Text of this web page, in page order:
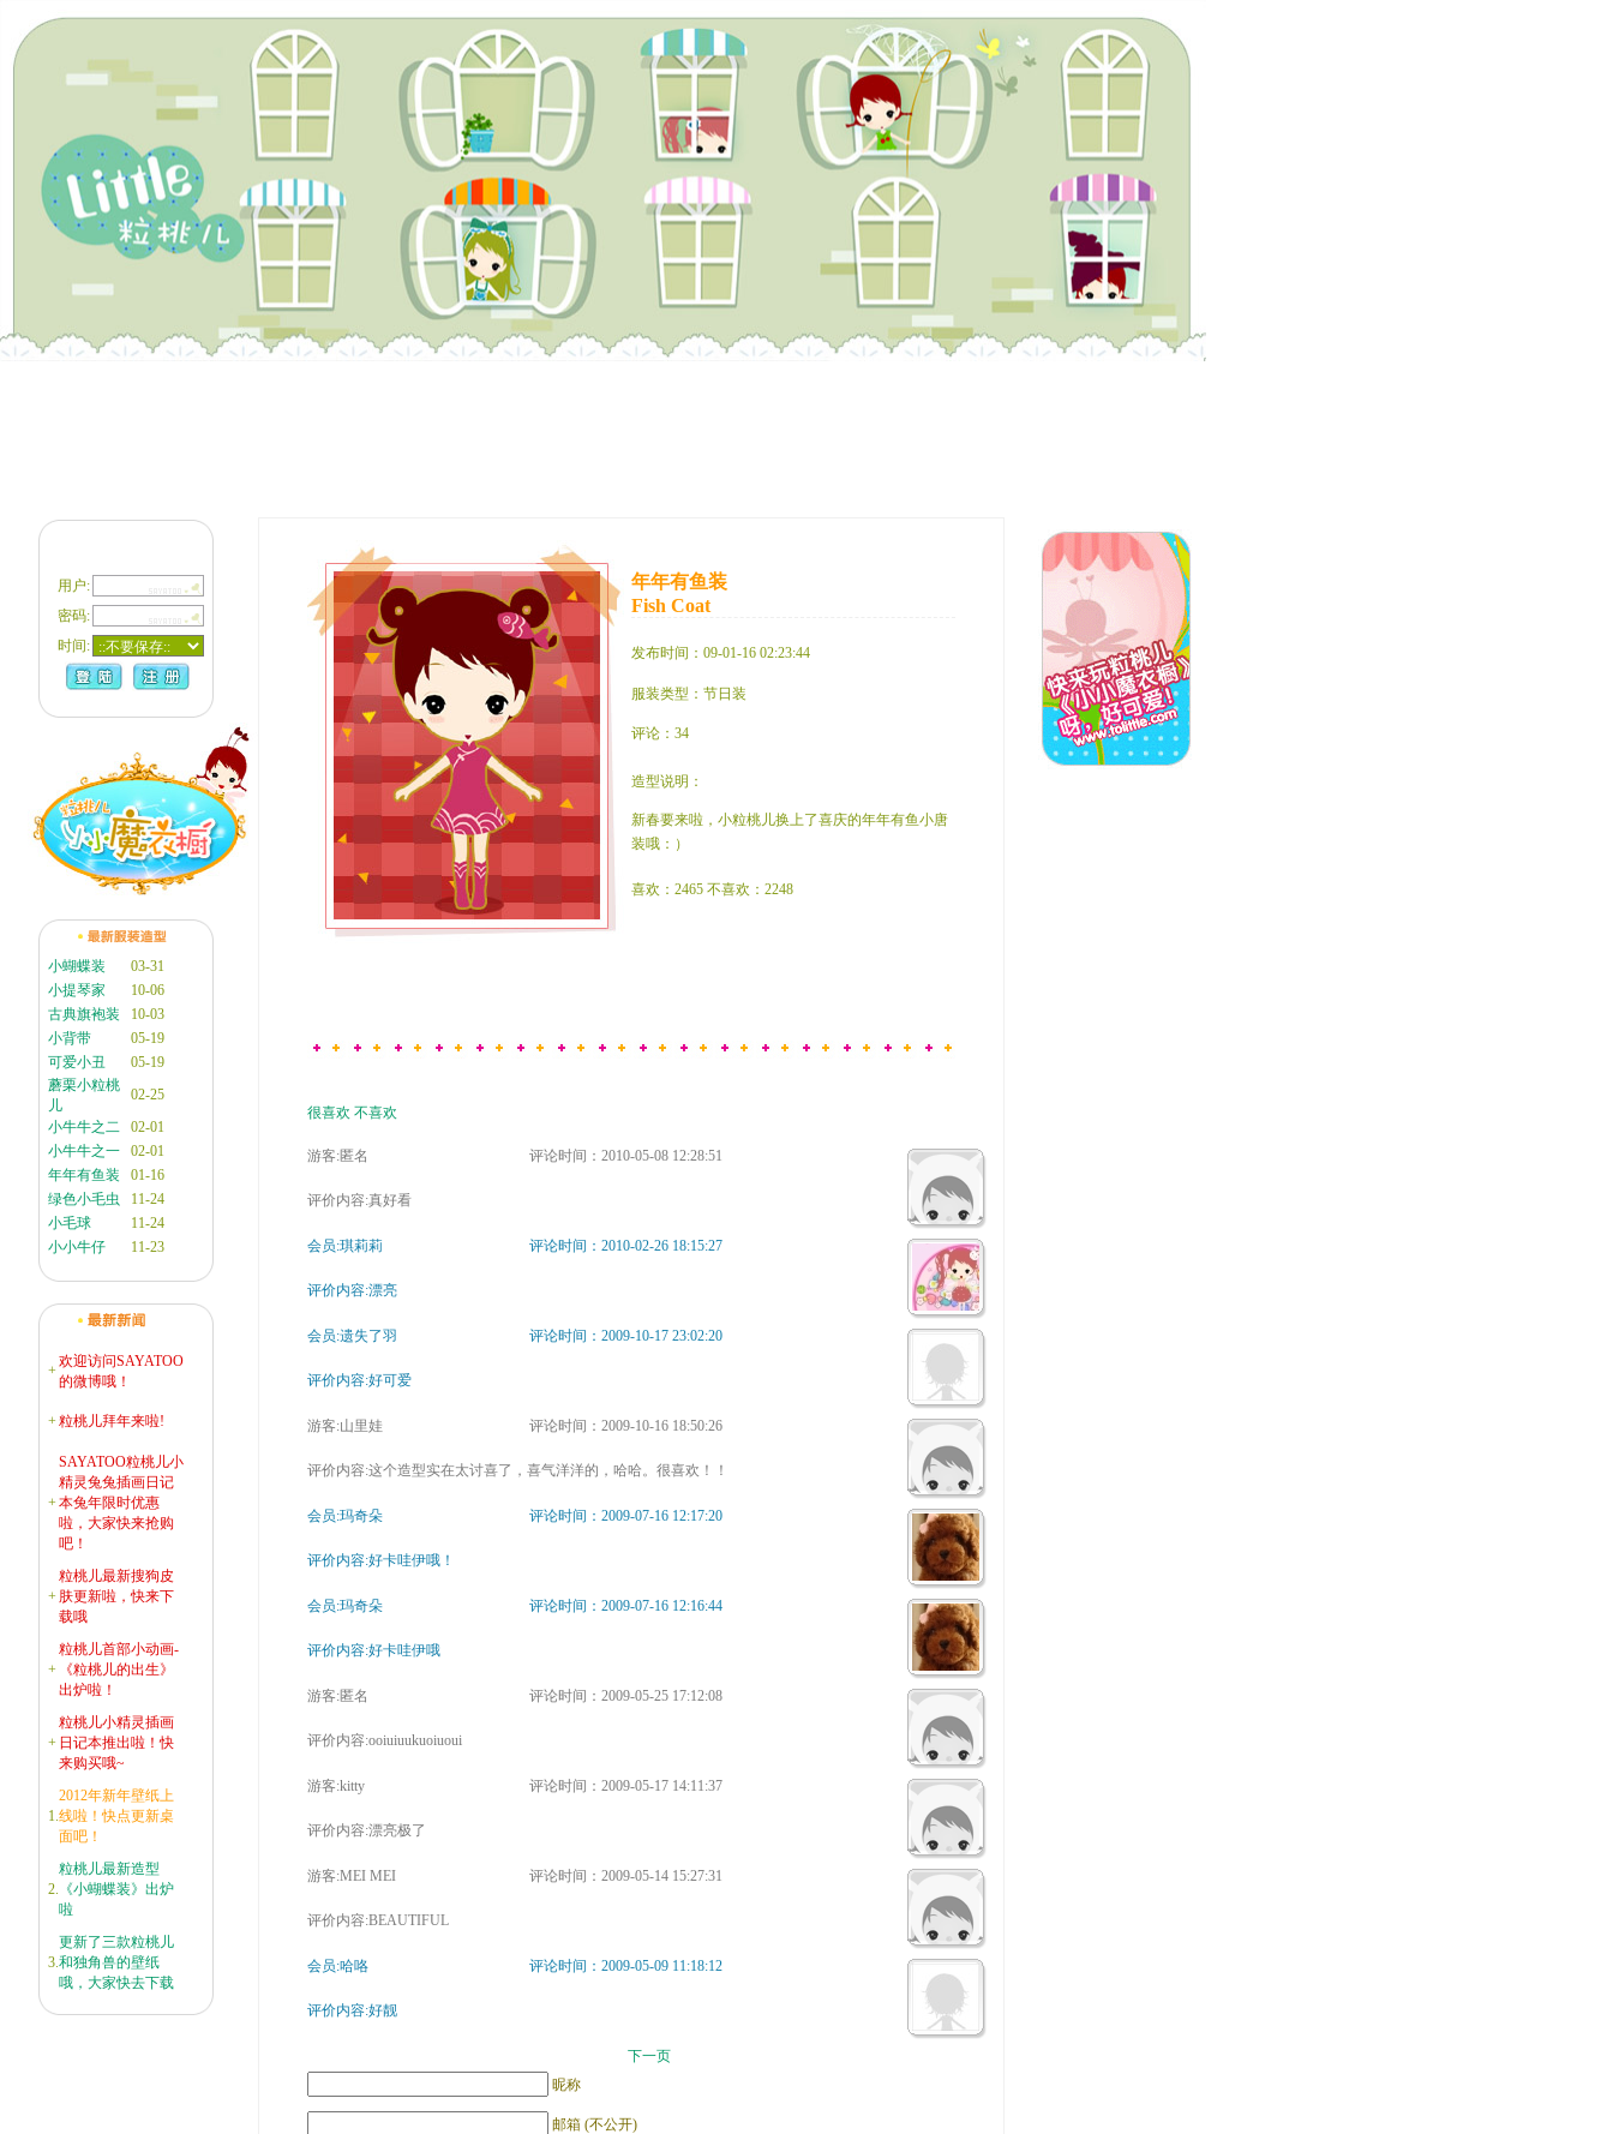
用户:
密码:
时间:
小蝴蝶装
03-31
小提琴家
10-06
古典旗袍装
10-03
小背带
05-19
可爱小丑
05-19
蘑栗小粒桃
儿
02-25
小牛牛之二
02-01
小牛牛之一
02-01
年年有鱼装
01-16
绿色小毛虫
11-24
小毛球
11-24
小小牛仔
11-23
+
欢迎访问SAYATOO
的微博哦！
+粒桃儿拜年来啦!
+
SAYATOO粒桃儿小
精灵兔兔插画日记
本兔年限时优惠
啦，大家快来抢购
吧！
+
粒桃儿最新搜狗皮
肤更新啦，快来下
载哦
+
粒桃儿首部小动画-
《粒桃儿的出生》
出炉啦！
+
粒桃儿小精灵插画
日记本推出啦！快
来购买哦~
1.
2012年新年壁纸上
线啦！快点更新桌
面吧！
2.
粒桃儿最新造型
《小蝴蝶装》出炉
啦
3.
更新了三款粒桃儿
和独角兽的壁纸
哦，大家快去下载
年年有鱼装
Fish Coat
发布时间：09-01-16 02:23:44
服装类型：节日装
评论：34
造型说明：
新春要来啦，小粒桃儿换上了喜庆的年年有鱼小唐
装哦：）
喜欢：2465 不喜欢：2248
很喜欢 不喜欢
游客:匿名 评论时间：2010-05-08 12:28:51
评价内容:真好看
会员:琪莉莉 评论时间：2010-02-26 18:15:27
评价内容:漂亮
会员:遗失了羽 评论时间：2009-10-17 23:02:20
评价内容:好可爱
游客:山里娃 评论时间：2009-10-16 18:50:26
评价内容:这个造型实在太讨喜了，喜气洋洋的，哈哈。很喜欢！！
会员:玛奇朵 评论时间：2009-07-16 12:17:20
评价内容:好卡哇伊哦！
会员:玛奇朵 评论时间：2009-07-16 12:16:44
评价内容:好卡哇伊哦
游客:匿名 评论时间：2009-05-25 17:12:08
评价内容:ooiuiuukuoiuoui
游客:kitty 评论时间：2009-05-17 14:11:37
评价内容:漂亮极了
游客:MEI MEI 评论时间：2009-05-14 15:27:31
评价内容:BEAUTIFUL
会员:哈咯 评论时间：2009-05-09 11:18:12
评价内容:好靓
下一页
昵称
邮箱 (不公开)